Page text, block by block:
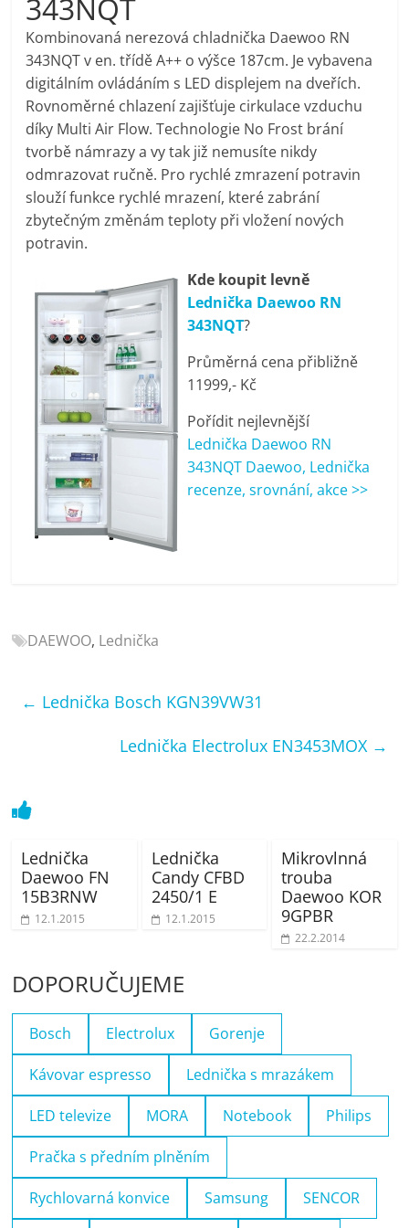
pračky,
televize,
notebooky,
mobilní
telefony,
kávovary,
bazény
Nejlepší
elektronika
porovnání
Elektro
recenze,
pračky,
televize,
bazény
343NQT
Kombinovaná nerezová chladnička Daewoo RN
343NQT v en. třídě A++ o výšce 187cm. Je vybavena
digitálním ovládáním s LED displejem na dveřích.
Rovnoměrné chlazení zajišťuje cirkulace vzduchu
díky Multi Air Flow. Technologie No Frost brání
tvorbě námrazy a vy tak již nemusíte nikdy
odmrazovat ručně. Pro rychlé zmrazení potravin
slouží funkce rychlé mrazení, které zabrání
zbytečným změnám teploty při vložení nových
potravin.
Kde koupit levně
Lednička Daewoo RN
343NQT?
Průměrná cena přibližně
11999,- Kč
Pořídit nejlevnější
Lednička Daewoo RN
343NQT Daewoo, Lednička
recenze, srovnání, akce >>
DAEWOO, Lednička
← Lednička Bosch KGN39VW31
Lednička Electrolux EN3453MOX →
Lednička
Daewoo FN
15B3RNW
12.1.2015
Lednička
Candy CFBD
2450/1 E
12.1.2015
Mikrovlnná
trouba
Daewoo KOR
9GPBR
22.2.2014
DOPORUČUJEME
Bosch Electrolux Gorenje
Kávovar espresso Lednička s mrazákem
LED televize MORA Notebook Philips
Pračka s předním plněním
Rychlovarná konvice Samsung SENCOR